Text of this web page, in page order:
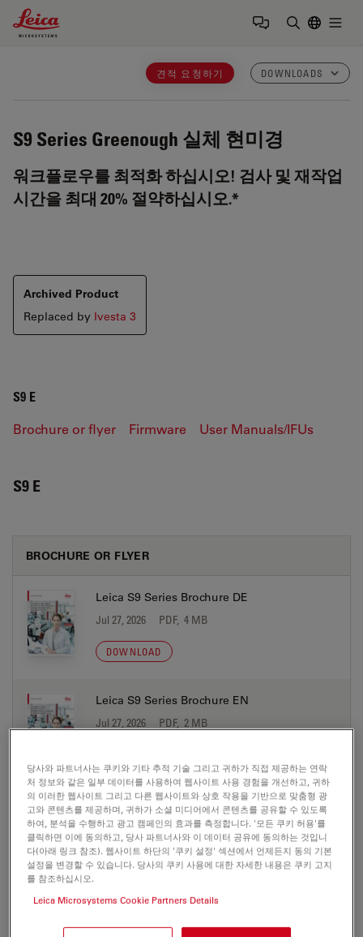
Leica Microsystems Logo
견적 요청하기 DOWNLOADS
S9 Series Greenough 실체 현미경
워크플로우를 최적화 하십시오! 검사 및 재작업
시간을 최대 20% 절약하십시오.*
Archived Product
Replaced by Ivesta 3
S9 E
Brochure or flyer Firmware User Manuals/IFUs
S9 E
BROCHURE OR FLYER
Leica S9 Series Brochure DE
Jul 27, 2026 PDF, 4 MB
DOWNLOAD
Leica S9 Series Brochure EN
Jul 27, 2026 PDF, 2 MB
Leica S9 Series Brochure ES
Jul 27, 2026 PDF, 4 MB
DOWNLOAD
Leica S9 Series Brochure FR
Jul 27, 2026 PDF, 1 MB
당사와 파트너사는 쿠키와 기타 추적 기술 그리고 귀하가 직접 제공하는 연락
처 정보와 같은 일부 데이터를 사용하여 웹사이트 사용 경험을 개선하고, 귀하
의 이러한 웹사이트 그리고 다른 웹사이트와 상호 작용을 기반으로 맞춤형 광
고와 콘텐츠를 제공하며, 귀하가 소셜 미디어에서 콘텐츠를 공유할 수 있도록
하여, 분석을 수행하고 광고 캠페인의 효과를 측정합니다. '모든 쿠키 허용'를
클릭하면 이에 동의하고, 당사 파트너사와 이 데이터 공유에 동의하는 것입니
다(아래 링크 참조). 웹사이트 하단의 '쿠키 설정' 섹션에서 언제든지 동의 기본
설정을 변경할 수 있습니다. 당사의 쿠키 사용에 대한 자세한 내용은 쿠키 고지
를 참조하십시오.
Leica Microsystems Cookie Partners Details